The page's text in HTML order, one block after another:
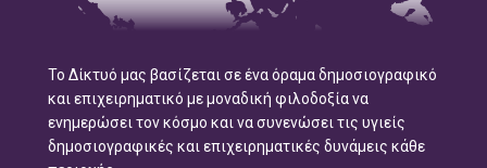
Το Δίκτυό μας βασίζεται σε ένα όραμα δημοσιογραφικό
και επιχειρηματικό με μοναδική φιλοδοξία να
ενημερώσει τον κόσμο και να συνενώσει τις υγιείς
δημοσιογραφικές και επιχειρηματικές δυνάμεις κάθε